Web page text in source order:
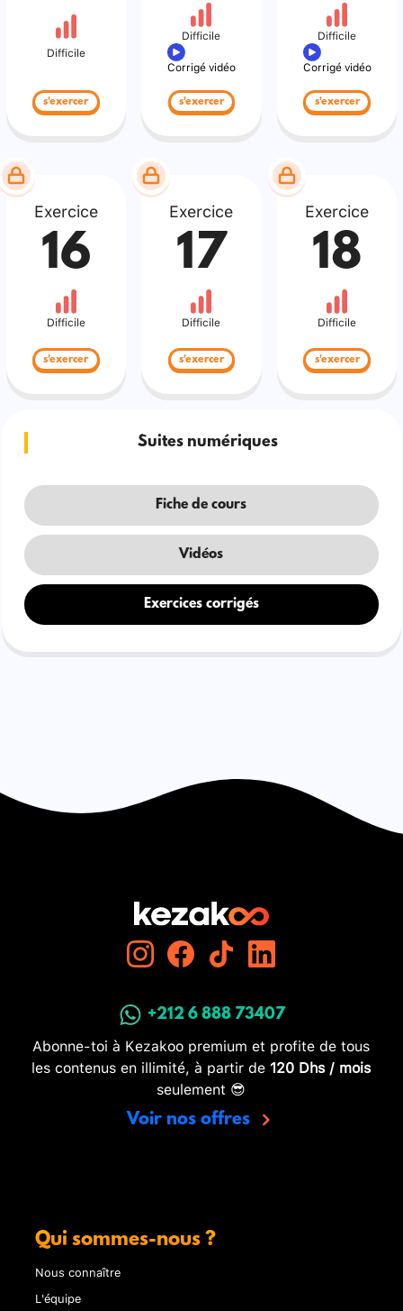
Difficile
s'exercer
Difficile
Corrigé vidéo
s'exercer
Difficile
Corrigé vidéo
s'exercer
Exercice
16
Difficile
s'exercer
Exercice
17
Difficile
s'exercer
Exercice
18
Difficile
s'exercer
Suites numériques
Fiche de cours
Vidéos
Exercices corrigés
+212 6 888 73407
Abonne-toi à Kezakoo premium et profite de tous
les contenus en illimité, à partir de 120 Dhs / mois
seulement 😎
Voir nos offres
Qui sommes-nous ?
Nous connaître
L'équipe